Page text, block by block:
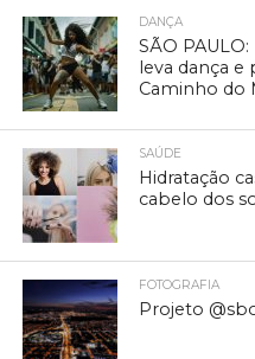
DANÇA
SÃO
leva dança e
Caminho do
SAÚDE
Hidratação
cabelo dos
FOTOGRAFIA
Projeto